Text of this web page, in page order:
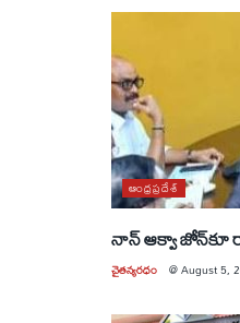
ఆంధ్రప్రదేశ్
నాన్ ఆక్వా జోన్‌కూ
చైతన్యరధం @August 5,